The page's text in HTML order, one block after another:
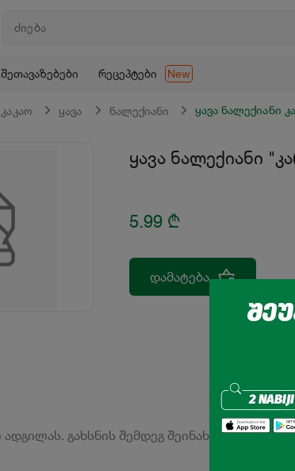
შეთავაზებები რეცეპტები New
ყავა ნალექიანი ყავა ნალექიანი
ყავა ნალექიანი
5.99 ₾
დამატება
გახსნის შემდეგ შეინახეთ ყავა